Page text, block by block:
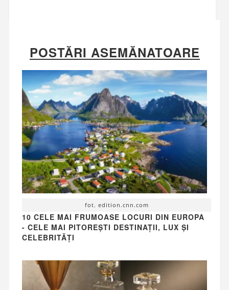
POSTĂRI ASEMĂNATOARE
fot. edition.cnn.com
10 CELE MAI FRUMOASE LOCURI DIN EUROPA
- CELE MAI PITOREȘTI DESTINAȚII, LUX ȘI
CELEBRITĂȚI